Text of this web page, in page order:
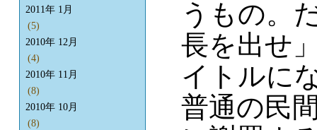
うもの。
長を出せ
イトルに
普通の民
2011年 1月
(5)
2010年 12月
(4)
2010年 11月
(8)
2010年 10月
(8)